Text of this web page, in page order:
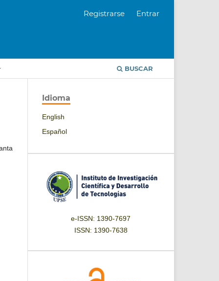
BUSCAR
Registrarse Entrar
Idioma
English
Español
e-ISSN: 1390-7697
ISSN: 1390-7638